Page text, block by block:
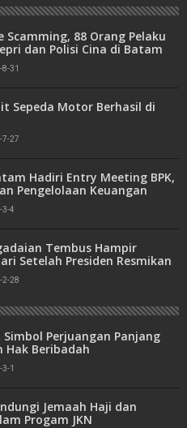
Scamming, 88 Orang Pelaku
dan Polisi Cina di Batam
31
Sepeda Motor Berhasil di
7-27
Hadiri Entry Meeting BPK,
Pengelolaan Keuangan
3-4
Tembus Hampir
Setelah Presiden Resmikan
2-28
Perjuangan Panjang
Hak Beribadah
1
Jemaah Haji dan
Progam JKN